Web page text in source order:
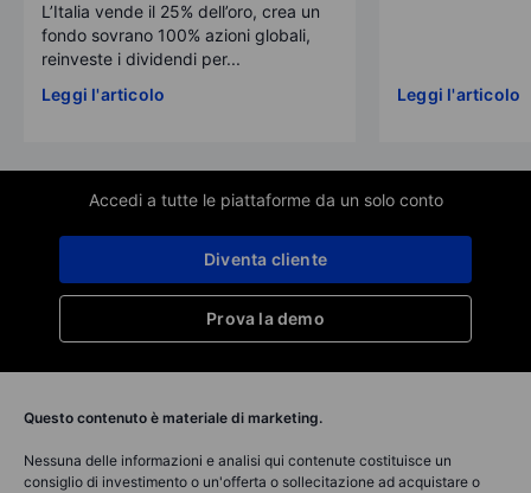
L’Italia vende il 25% dell’oro, crea un
fondo sovrano 100% azioni globali,
reinveste i dividendi per...
Leggi l'articolo
Leggi l'articolo
Accedi a tutte le piattaforme da un solo conto
Prova la demo
Diventa cliente
Questo contenuto è materiale di marketing.
Nessuna delle informazioni e analisi qui contenute costituisce un
consiglio di investimento o un'offerta o sollecitazione ad acquistare o